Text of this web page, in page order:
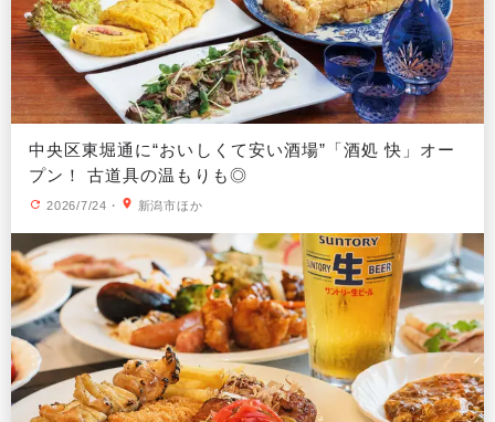
中央区東堀通に“おいしくて安い酒場”「酒処 快」オー
プン！ 古道具の温もりも◎
2026/7/24 ・ 新潟市ほか